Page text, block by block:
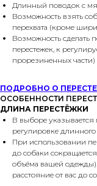
Длинный поводок с
Возможность взять
перехвата (кроме
Возможность сделать
перестежек, к
прорезиненных части)
ПОДРОБНО О
ОСОБЕННОСТИ
ДЛИНА ПЕРЕСТЁЖКИ
В выборе
регулировке
При использовании
до собаки
объёма вашей одежды).
расстояние от вас до